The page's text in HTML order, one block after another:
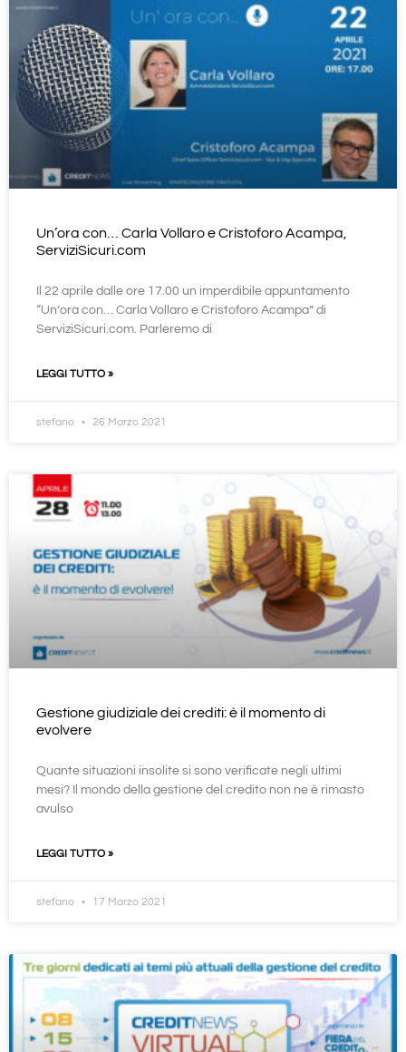
Un’ora con… Carla Vollaro e Cristoforo Acampa,
ServiziSicuri.com
Il 22 aprile dalle ore 17.00 un imperdibile appuntamento
“Un’ora con… Carla Vollaro e Cristoforo Acampa” di
ServiziSicuri.com. Parleremo di
LEGGI TUTTO »
stefano 26 Marzo 2021
Gestione giudiziale dei crediti: è il momento di
evolvere
Quante situazioni insolite si sono verificate negli ultimi
mesi? Il mondo della gestione del credito non ne è rimasto
avulso
LEGGI TUTTO »
stefano 17 Marzo 2021